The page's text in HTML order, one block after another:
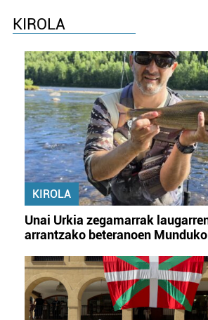
KIROLA
KIROLA
Unai Urkia zegamarrak
arrantzako beteranoen